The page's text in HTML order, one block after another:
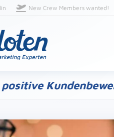
New Crew Members wanted!